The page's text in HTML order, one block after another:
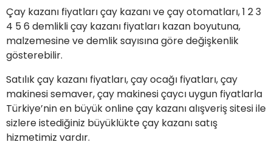
Çay kazanı fiyatları çay kazanı ve çay otomatları, 1 2 3
4 5 6 demlikli çay kazanı fiyatları kazan boyutuna,
malzemesine ve demlik sayısına göre değişkenlik
gösterebilir.
Satılık çay kazanı fiyatları, çay ocağı fiyatları, çay
makinesi semaver, çay makinesi çaycı uygun fiyatlarla
Türkiye’nin en büyük online çay kazanı alışveriş sitesi ile
sizlere istediğiniz büyüklükte çay kazanı satış
hizmetimiz vardır.